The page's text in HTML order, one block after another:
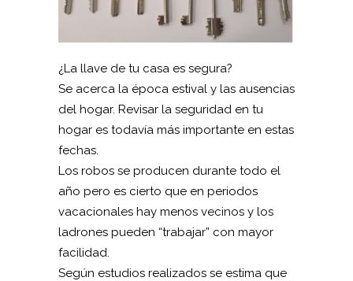
¿La llave de tu casa es segura?
Se acerca la época estival y las ausencias
del hogar. Revisar la seguridad en tu
hogar es todavía más importante en estas
fechas.
Los robos se producen durante todo el
año pero es cierto que en periodos
vacacionales hay menos vecinos y los
ladrones pueden “trabajar” con mayor
facilidad.
Según estudios realizados se estima que